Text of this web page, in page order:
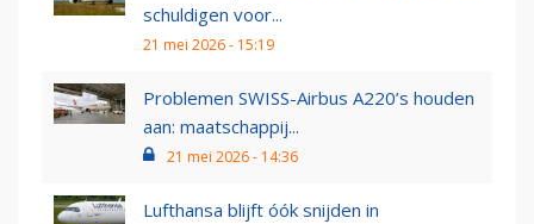
schuldigen voor...
21 mei 2026 - 15:19
Problemen SWISS-Airbus A220’s houden
aan: maatschappij...
21 mei 2026 - 14:36
Lufthansa blijft óók snijden in